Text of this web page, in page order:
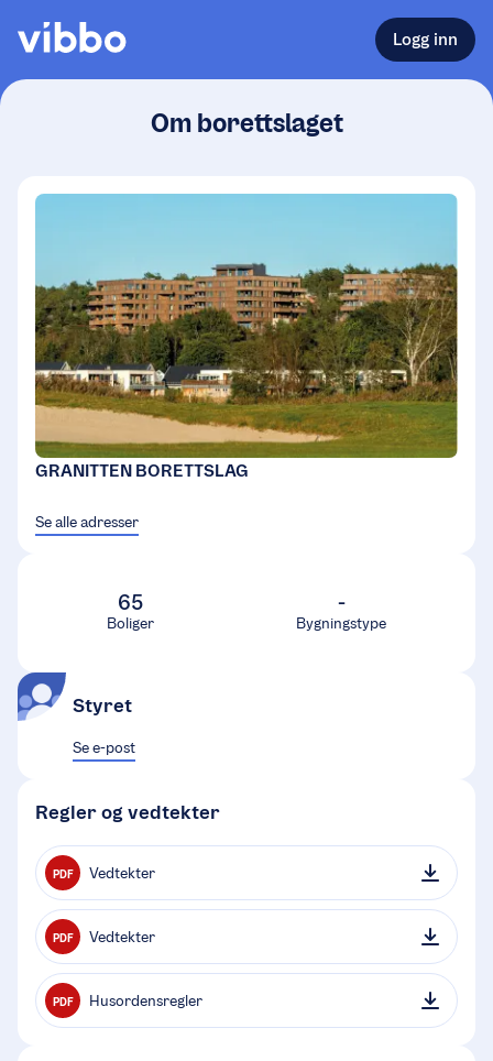
Logg inn
Om borettslaget
GRANITTEN BORETTSLAG
Se alle adresser
65
Boliger
-
Bygningstype
Styret
Se e-post
Regler og vedtekter
PDF Vedtekter
PDF Vedtekter
PDF Husordensregler